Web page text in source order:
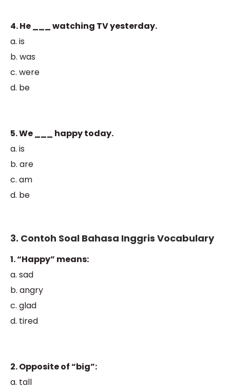
4. He ___ watching TV yesterday.
a. is
b. was
c. were
d. be
5. We ___ happy today.
a. is
b. are
c. am
d. be
3. Contoh Soal Bahasa Inggris Vocabulary
1. “Happy” means:
a. sad
b. angry
c. glad
d. tired
2. Opposite of “big”:
a. tall